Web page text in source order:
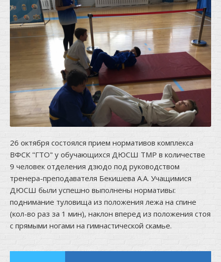
26 октября состоялся прием нормативов комплекса
ВФСК "ГТО" у обучающихся ДЮСШ ТМР в количестве
9 человек отделения дзюдо под руководством
тренера-преподавателя Бекишева А.А. Учащимися
ДЮСШ были успешно выполнены нормативы:
поднимание туловища из положения лежа на спине
(кол-во раз за 1 мин), наклон вперед из положения стоя
с прямыми ногами на гимнастической скамье.